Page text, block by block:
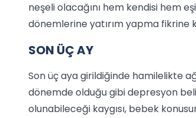
neşeli olacağını hem kendisi hem
dönemlerine yatırım yapma fikrine
SON ÜÇ AY
Son üç aya girildiğinde hamilelikte
dönemde olduğu gibi depresyon
olunabileceği kaygısı, bebek